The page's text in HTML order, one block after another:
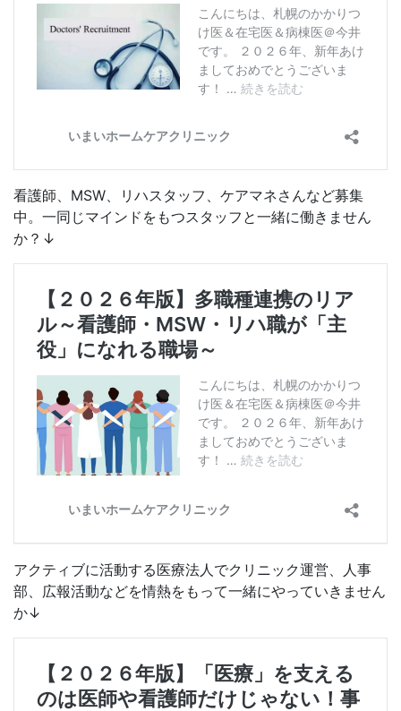
看護師、MSW、リハスタッフ、ケアマネさんなど募集
中。一同じマインドをもつスタッフと一緒に働きません
か？↓
アクティブに活動する医療法人でクリニック運営、人事
部、広報活動などを情熱をもって一緒にやっていきません
か↓